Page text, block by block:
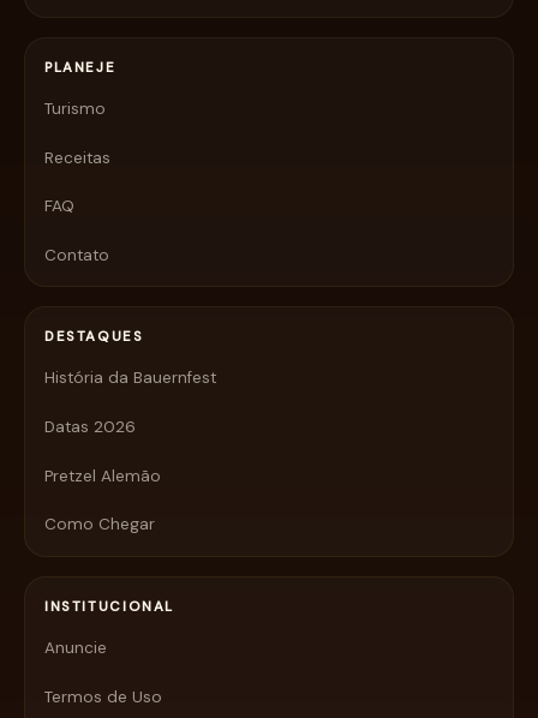
PLANEJE
Turismo
Receitas
FAQ
Contato
DESTAQUES
História da Bauernfest
Datas 2026
Pretzel Alemão
Como Chegar
INSTITUCIONAL
Anuncie
Termos de Uso